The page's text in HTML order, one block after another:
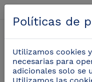
Políticas de
Utilizamos cookies
necesarias para
adicionales solo se